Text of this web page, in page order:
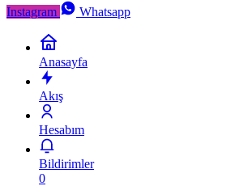
Instagram
Whatsapp
Anasayfa
Akış
Hesabım
Bildirimler
0